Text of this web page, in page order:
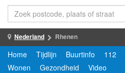
Nederland Rhenen
Home Tijdlijn Buurtinfo 112
Wonen
Gezondheid Video